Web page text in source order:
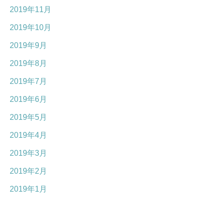
2019年11月
2019年10月
2019年9月
2019年8月
2019年7月
2019年6月
2019年5月
2019年4月
2019年3月
2019年2月
2019年1月